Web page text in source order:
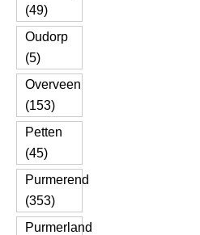
(49)
Oudorp
(5)
Overveen
(153)
Petten
(45)
Purmerend
(353)
Purmerland